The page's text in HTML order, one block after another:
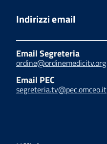
Indirizzi email
Email Segreteria
ordine@ordinemedicitv.org
Email PEC
segreteria.tv@pec.omceo.it